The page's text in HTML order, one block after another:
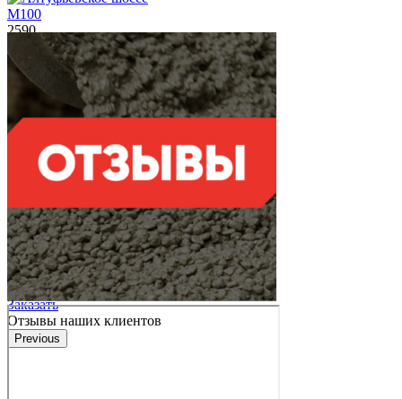
М100
2590
Заказать
М150
Заказать
М250
3160
Заказать
М300
3300
Заказать
Отзывы наших клиентов
Previous